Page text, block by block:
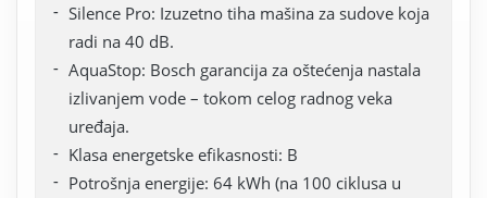
Silence Pro: Izuzetno tiha mašina za sudove koja
radi na 40 dB.
AquaStop: Bosch garancija za oštećenja nastala
izlivanjem vode – tokom celog radnog veka
uređaja.
Klasa energetske efikasnosti: B
Potrošnja energije: 64 kWh (na 100 ciklusa u